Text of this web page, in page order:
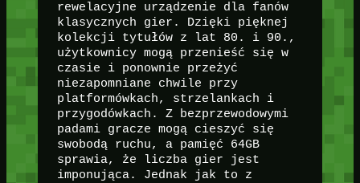
rewelacyjne urządzenie dla fanów
klasycznych gier. Dzięki pięknej
kolekcji tytułów z lat 80. i 90.,
użytkownicy mogą przenieść się w
czasie i ponownie przeżyć
niezapomniane chwile przy
platformówkach, strzelankach i
przygodówkach. Z bezprzewodowymi
padami gracze mogą cieszyć się
swobodą ruchu, a pamięć 64GB
sprawia, że liczba gier jest
imponująca. Jednak jak to z